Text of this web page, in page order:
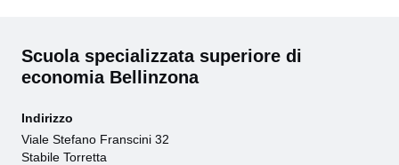
Scuola specializzata superiore di
economia Bellinzona
Indirizzo
Viale Stefano Franscini 32
Stabile Torretta